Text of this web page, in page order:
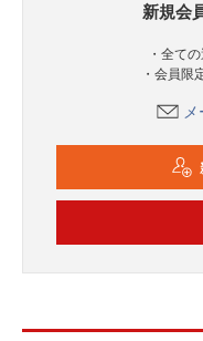
新規会
・全て
・会員限